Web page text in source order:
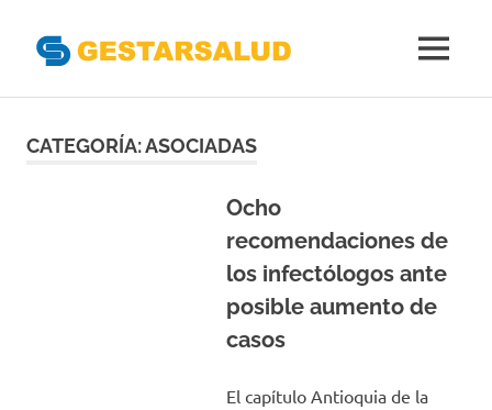
Gestoras
MENÚ
CATEGORÍA:ASOCIADAS
Ocho
recomendaciones de
los infectólogos ante
posible aumento de
casos
El capítulo Antioquia de la